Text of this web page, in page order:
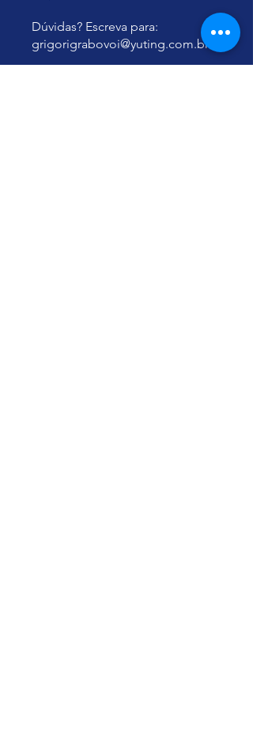
Dúvidas? Escreva para:
grigorigrabovoi@yuting.com.br